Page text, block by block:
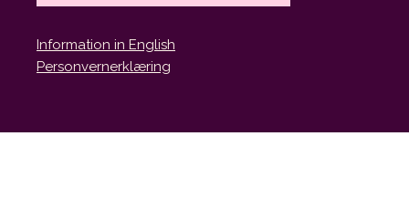
Information in English
Personvernerklæring